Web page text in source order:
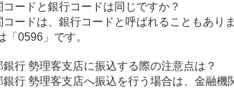
コードと銀行コードは同じですか？
コードは、銀行コードと呼ばれることもあり
「0596」です。
銀行 勢理客支店に振込する際の注意点は？
銀行 勢理客支店へ振込を行う場合は、金融